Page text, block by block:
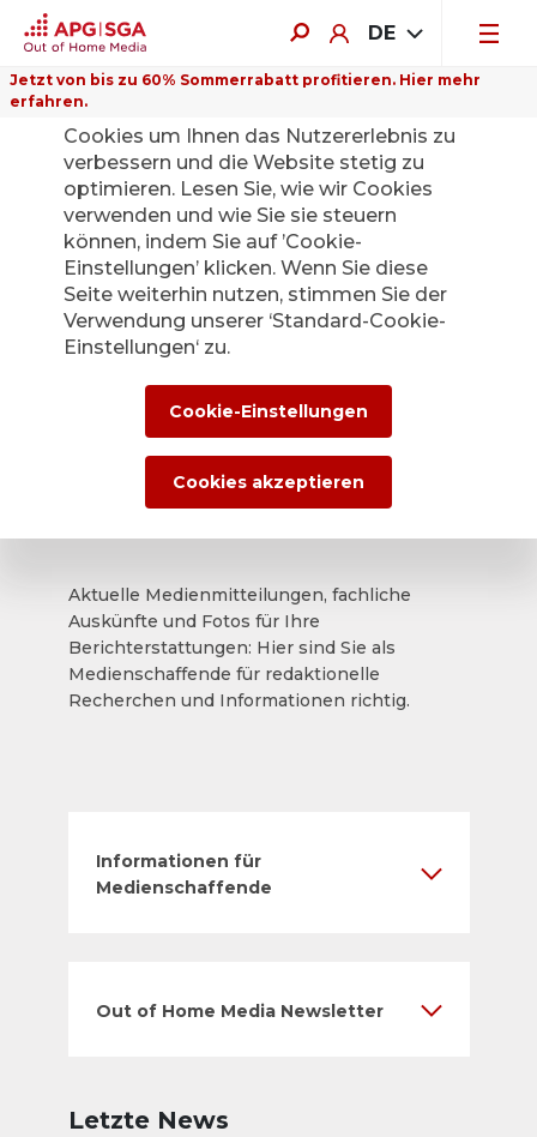
DE
Jetzt von bis zu 60% Sommerrabatt profitieren. Hier mehr
erfahren.
Zurück
Die APG|SGA
Medienstelle für
News und
Medienmitteilunge
Aktuelle Medienmitteilungen, fachliche
Auskünfte und Fotos für Ihre
Berichterstattungen: Hier sind Sie als
Medienschaffende für redaktionelle
Recherchen und Informationen richtig.
Informationen für
Medienschaffende
Out of Home Media Newsletter
Letzte News
Auf dieser Website verwenden wir
Cookies um Ihnen das Nutzererlebnis zu
verbessern und die Website stetig zu
optimieren. Lesen Sie, wie wir Cookies
verwenden und wie Sie sie steuern
können, indem Sie auf ’Cookie-
Einstellungen’ klicken. Wenn Sie diese
Seite weiterhin nutzen, stimmen Sie der
Verwendung unserer ‘Standard-Cookie-
Einstellungen‘ zu.
Cookie-Einstellungen
Cookies akzeptieren